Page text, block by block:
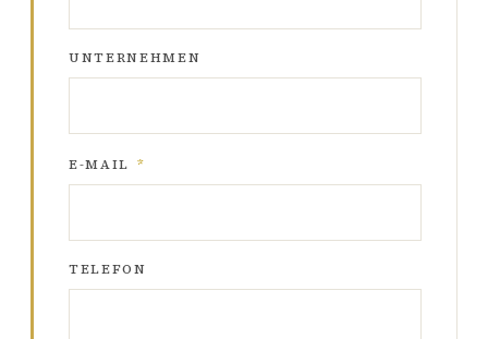
UNTERNEHMEN
E-MAIL *
TELEFON